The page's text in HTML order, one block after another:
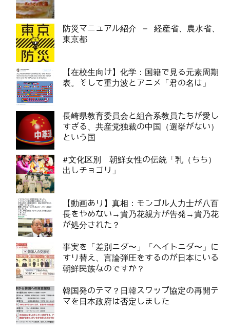
防災マニュアル紹介 – 経産省、農水省、
東京都
【在校生向け】化学：国籍で見る元素周期
表。そして重力波とアニメ「君の名は」
長崎県教育委員会と組合系教員たちが愛し
すぎる、共産党独裁の中国（選挙がない）
という国
#文化区別 朝鮮女性の伝統「乳（ちち）
出しチョゴリ」
【動画あり】真相：モンゴル人力士が八百
長をやめない→貴乃花親方が告発→貴乃花
が処分された？
事実を「差別ニダ〜」「ヘイトニダ〜」に
すり替え、言論弾圧をするのが日本にいる
朝鮮民族なのですか？
韓国発のデマ？日韓スワップ協定の再開デ
マを日本政府は否定しました